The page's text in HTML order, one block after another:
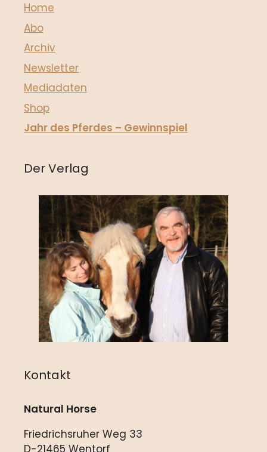
Home
Abo
Archiv
Newsletter
Mediadaten
Shop
Jahr des Pferdes – Gewinnspiel
Der Verlag
Kontakt
Natural Horse
Friedrichsruher Weg 33
D-21465 Wentorf